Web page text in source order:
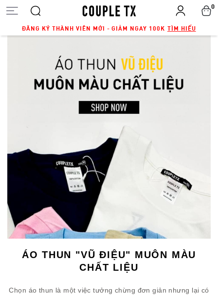
ĐĂNG KÝ THÀNH VIÊN MỚI - GIẢM NGAY 100K TÌM HIỂU
0
ÁO THUN "VŨ ĐIỆU" MUÔN MÀU
CHẤT LIỆU
Chọn áo thun là một việc tưởng chừng đơn giản nhưng lại có